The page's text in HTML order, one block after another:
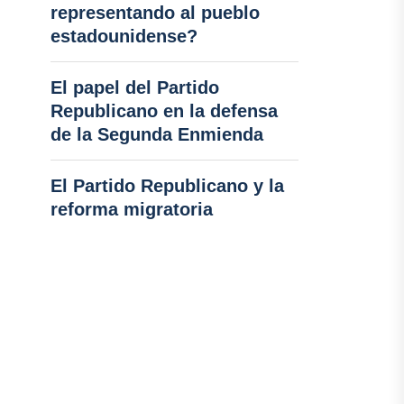
representando al pueblo
estadounidense?
El papel del Partido
Republicano en la defensa
de la Segunda Enmienda
El Partido Republicano y la
reforma migratoria